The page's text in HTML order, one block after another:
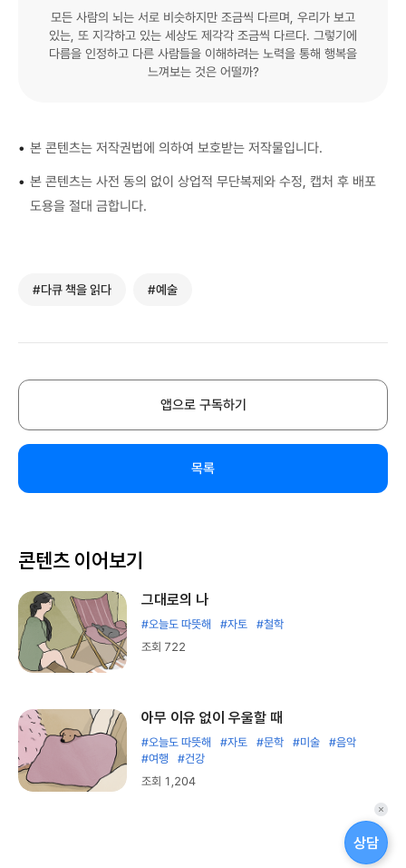
모든 사람의 뇌는 서로 비슷하지만 조금씩 다르며, 우리가 보고
있는, 또 지각하고 있는 세상도 제각각 조금씩 다르다. 그렇기에
다름을 인정하고 다른 사람들을 이해하려는 노력을 통해 행복을
느껴보는 것은 어떨까?
• 본 콘텐츠는 저작권법에 의하여 보호받는 저작물입니다.
• 본 콘텐츠는 사전 동의 없이 상업적 무단복제와 수정, 캡처 후 배포
도용을 절대 금합니다.
#다큐 책을 읽다 #예술
앱으로 구독하기
목록
콘텐츠 이어보기
그대로의 나
#오늘도 따뜻해 #자토
#철학
조회 722
아무 이유 없이 우울할 때
#오늘도 따뜻해 #자토 #문학 #미술
#음악
#여행
#건강
조회 1,204
상담
퀵
메
뉴